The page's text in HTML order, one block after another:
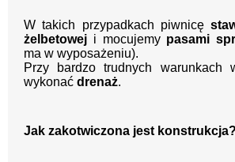
W takich przypadkach piwnicę
żelbetowej i mocujemy pasami
ma w wyposażeniu).
Przy bardzo trudnych warunkach
wykonać drenaż.
Jak zakotwiczona jest konstrukcja?